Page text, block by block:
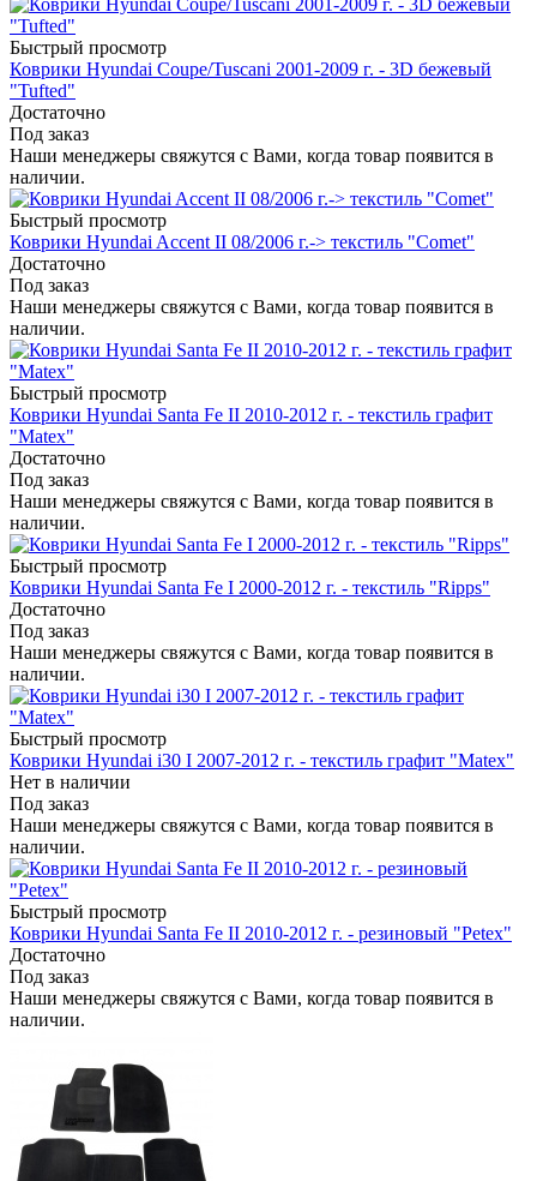
Быстрый просмотр
Коврики Hyundai Coupe/Tuscani 2001-2009 г. - 3D бежевый
"Tufted"
Достаточно
Под заказ
Наши менеджеры свяжутся с Вами, когда товар появится в
наличии.
Быстрый просмотр
Коврики Hyundai Accent II 08/2006 г.-> текстиль "Comet"
Достаточно
Под заказ
Наши менеджеры свяжутся с Вами, когда товар появится в
наличии.
Быстрый просмотр
Коврики Hyundai Santa Fe II 2010-2012 г. - текстиль графит
"Matex"
Достаточно
Под заказ
Наши менеджеры свяжутся с Вами, когда товар появится в
наличии.
Быстрый просмотр
Коврики Hyundai Santa Fe I 2000-2012 г. - текстиль "Ripps"
Достаточно
Под заказ
Наши менеджеры свяжутся с Вами, когда товар появится в
наличии.
Быстрый просмотр
Коврики Hyundai i30 I 2007-2012 г. - текстиль графит "Matex"
Нет в наличии
Под заказ
Наши менеджеры свяжутся с Вами, когда товар появится в
наличии.
Быстрый просмотр
Коврики Hyundai Santa Fe II 2010-2012 г. - резиновый "Petex"
Достаточно
Под заказ
Наши менеджеры свяжутся с Вами, когда товар появится в
наличии.